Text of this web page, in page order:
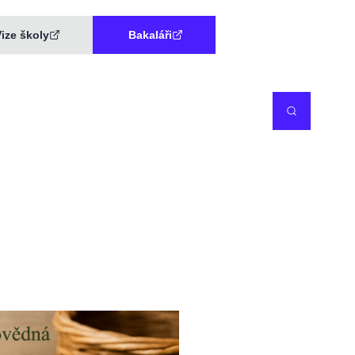
školy Bakaláři